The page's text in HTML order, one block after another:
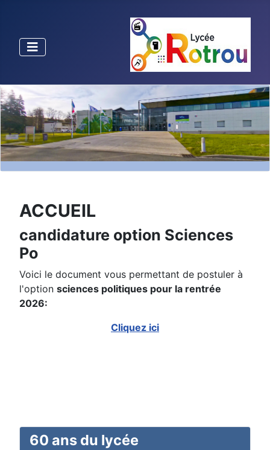
ACCUEIL
candidature option Sciences
Po
Voici le document vous permettant de postuler à
l'option sciences politiques pour la rentrée
2026:
Cliquez ici
60 ans du lycée